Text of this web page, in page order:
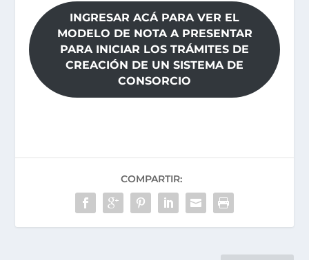
INGRESAR ACÁ PARA VER EL
MODELO DE NOTA A PRESENTAR
PARA INICIAR LOS TRÁMITES DE
CREACIÓN DE UN SISTEMA DE
CONSORCIO
COMPARTIR: